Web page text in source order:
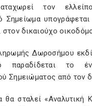
τον
Σημείωμα
στον δικαιούχο
Δωροσήμου
παραδίδεται το
Σημειώματος από τον
θα σταλεί «Αναλυτική